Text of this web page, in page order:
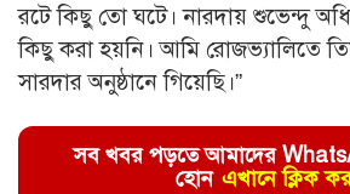
রটে কিছু তো ঘটে। নারদায় শুভেন্দু
কিছু করা হয়নি। আমি রোজভ্যালিতে
সারদার অনুষ্ঠানে গিয়েছি।”
সব খবর পড়তে আমাদের
হোন এখানে ক্লিক